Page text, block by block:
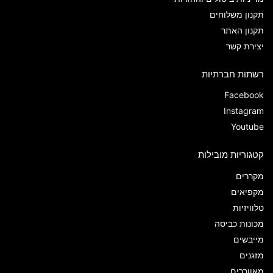
תקנון משלוחים
תקנון האתר
יצירת קשר
רשתות חברתיות
Facebook
Instagram
Youtube
קטגוריות מובילות
מקררים
מקפיאים
טלוויזיות
מכונות כביסה
מייבשים
מזגנים
מאווררים